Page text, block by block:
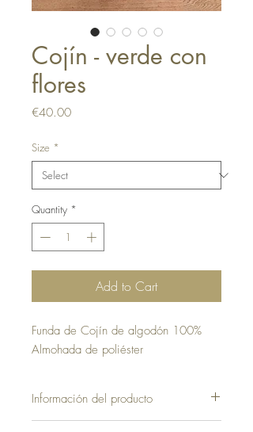
Cojín - verde con
flores
€40.00Price
Size *
Quantity *
Add to Cart
Funda de Cojín de algodón 100%
Almohada de poliéster
Información del producto